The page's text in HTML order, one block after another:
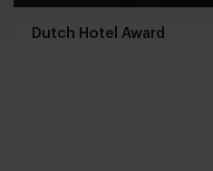
Dutch Hotel Award